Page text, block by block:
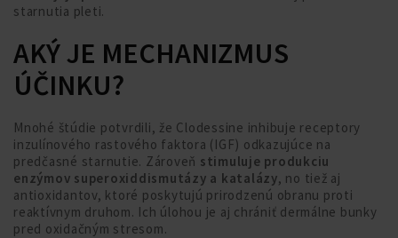
starnutia pleti.
AKÝ JE MECHANIZMUS
ÚČINKU?
Mnohé štúdie potvrdili, že Clodessine inhibuje receptory
inzulínového rastového faktora (IGF) odkazujúce na
predčasné starnutie. Zároveň stimuluje produkciu
enzýmov superoxiddismutázy a katalázy, no tiež aj
antioxidantov, ktoré poskytujú prirodzenú obranu proti
reaktívnym druhom. Ich úlohou je aj chrániť dermálne bunky
pred oxidačným stresom.